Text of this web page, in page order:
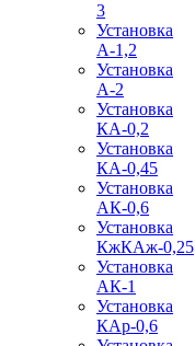
3
Установка
А-1,2
Установка
А-2
Установка
КА-0,2
Установка
КА-0,45
Установка
АК-0,6
Установка
КжКАж-0,25
Установка
АК-1
Установка
КАр-0,6